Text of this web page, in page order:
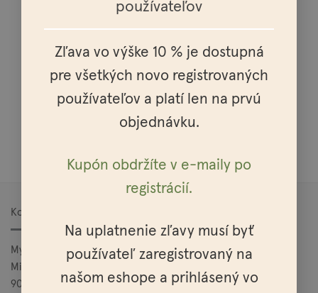
používateľov
Zľava vo výške 10 % je dostupná
pre všetkých novo registrovaných
používateľov a platí len na prvú
objednávku.
Kupón obdržíte v e-maily po
registrácií.
Na uplatnenie zľavy musí byť
používateľ zaregistrovaný na
našom eshope a prihlásený vo
Osobné vyzdvihnutie možné v celej SR a ČR
Kontakt
Mylo, s.r.o.
Mierová 25
900 27 Bernolákovo